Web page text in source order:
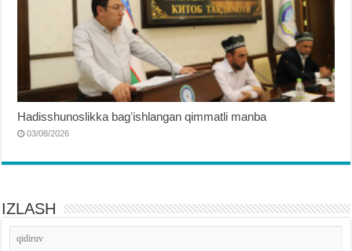
Hadisshunoslikka bagʻishlangan qimmatli manba
03/08/2026
IZLASH